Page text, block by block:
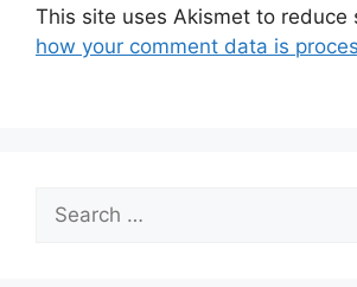
This site uses Akismet to reduce
how your comment data is